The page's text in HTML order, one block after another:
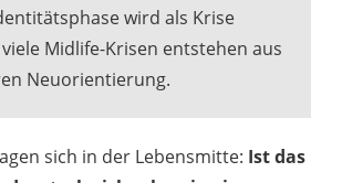
wird als Krise
Midlife-Krisen entstehen aus
Neuorientierung.
sich in der Lebensmitte: Ist das